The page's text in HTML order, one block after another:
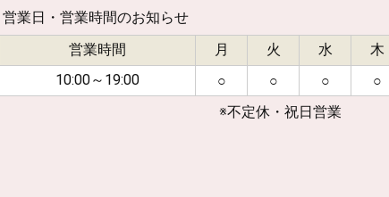
営業日・営業時間のお知らせ
営業時間
月 火 水
木
10:00～19:00
○ ○ ○
○
※不定休・祝日営業